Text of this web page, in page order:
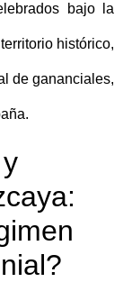
bajo la
histórico,
de gananciales,